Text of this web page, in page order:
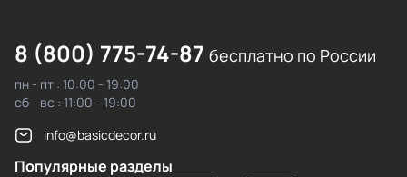
8 (800) 775-74-87 бесплатно по России
пн - пт : 10:00 - 19:00
сб - вс : 11:00 - 19:00
info@basicdecor.ru
Популярные разделы